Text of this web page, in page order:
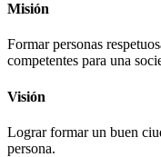
Misión
Formar personas
competentes para una
Visión
Lograr formar un buen
persona.